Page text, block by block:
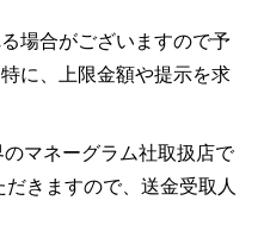
場合がございますので予
に、上限金額や提示を求
マネーグラム社取扱店で
きますので、送金受取人